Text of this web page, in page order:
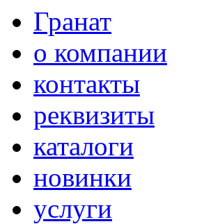
Гранат
о компании
контакты
реквизиты
каталоги
новинки
услуги